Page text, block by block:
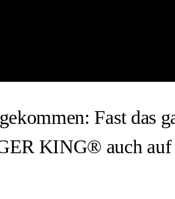
Fast das
KING® auch